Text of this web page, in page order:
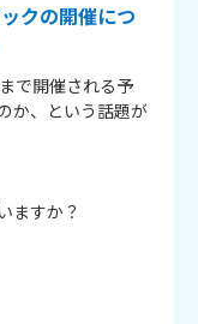
クの開催につ
で開催される予
か、という話題が
ますか？